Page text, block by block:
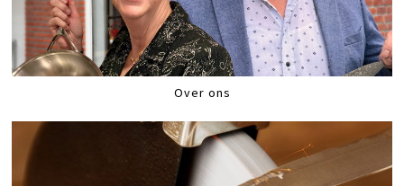
Over ons